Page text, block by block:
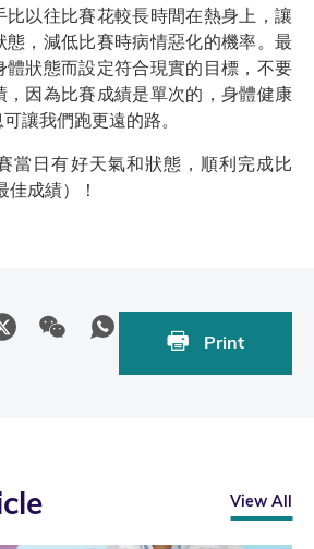
以往比賽花較長時間在熱身上，讓
，減低比賽時病情惡化的機率。最
體狀態而設定符合現實的目標，不要
，因為比賽成績是單次的，身體健康
讓我們跑更遠的路。
當日有好天氣和狀態，順利完成比
成績）！
Print
View All